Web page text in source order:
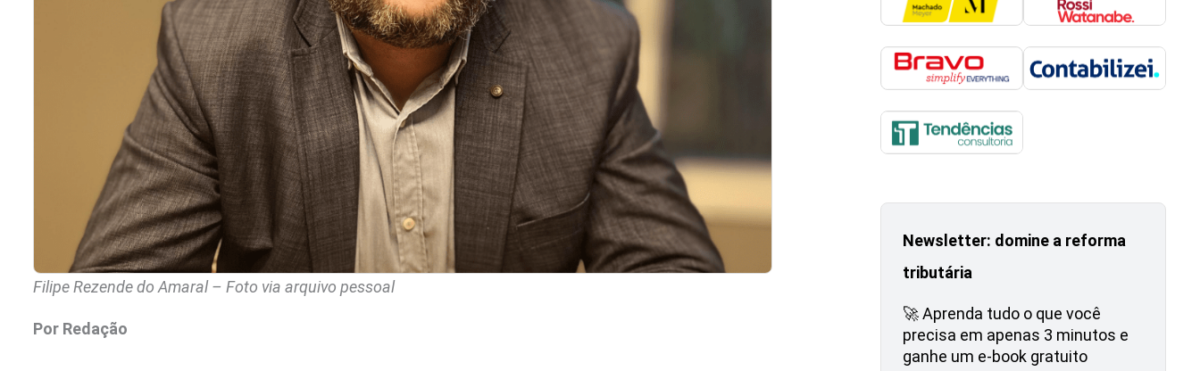
Filipe Rezende do Amaral – Foto via arquivo pessoal
Por Redação
Newsletter: domine a reforma
tributária
🚀 Aprenda tudo o que você
precisa em apenas 3 minutos e
ganhe um e-book gratuito